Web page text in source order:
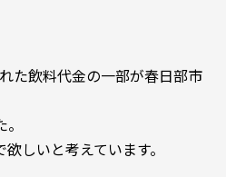
た飲料代金の一部が春日部市
しいと考えています。